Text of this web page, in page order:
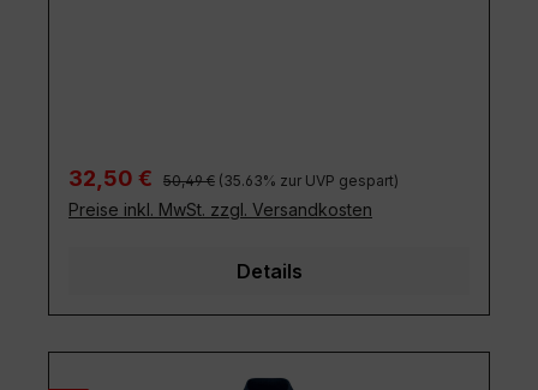
Verkaufspreis:
32,50 € Regulärer Preis:
50,49 € (35.63% zur UVP gespart)
Preise inkl. MwSt. zzgl. Versandkosten
Details